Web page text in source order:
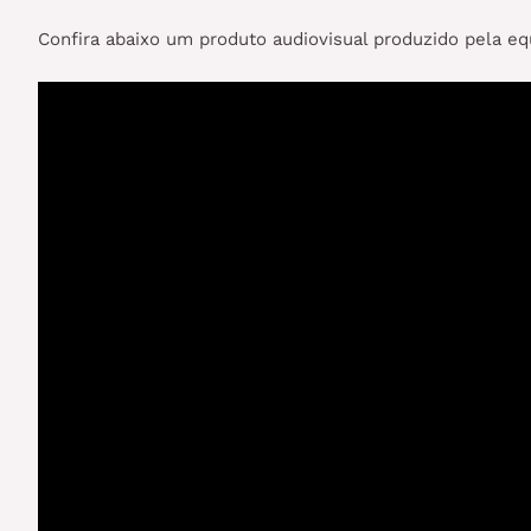
Confira abaixo um produto audiovisual produzido pela